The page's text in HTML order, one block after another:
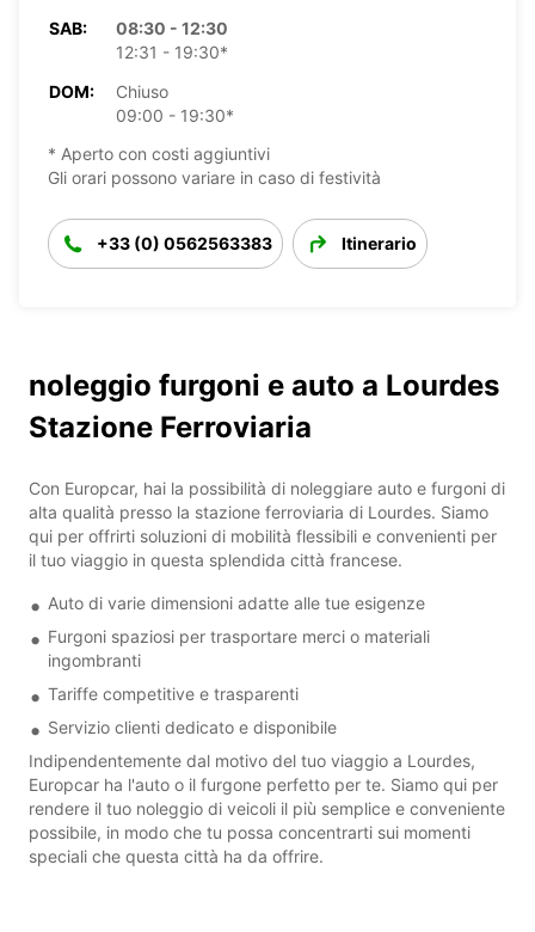
SAB:
08:30 - 12:30
12:31 - 19:30*
DOM:
Chiuso
09:00 - 19:30*
* Aperto con costi aggiuntivi
Gli orari possono variare in caso di festività
+33 (0) 0562563383 Itinerario
noleggio furgoni e auto a Lourdes
Stazione Ferroviaria
Con Europcar, hai la possibilità di noleggiare auto e furgoni di
alta qualità presso la stazione ferroviaria di Lourdes. Siamo
qui per offrirti soluzioni di mobilità flessibili e convenienti per
il tuo viaggio in questa splendida città francese.
Auto di varie dimensioni adatte alle tue esigenze
Furgoni spaziosi per trasportare merci o materiali
ingombranti
Tariffe competitive e trasparenti
Servizio clienti dedicato e disponibile
Indipendentemente dal motivo del tuo viaggio a Lourdes,
Europcar ha l'auto o il furgone perfetto per te. Siamo qui per
rendere il tuo noleggio di veicoli il più semplice e conveniente
possibile, in modo che tu possa concentrarti sui momenti
speciali che questa città ha da offrire.